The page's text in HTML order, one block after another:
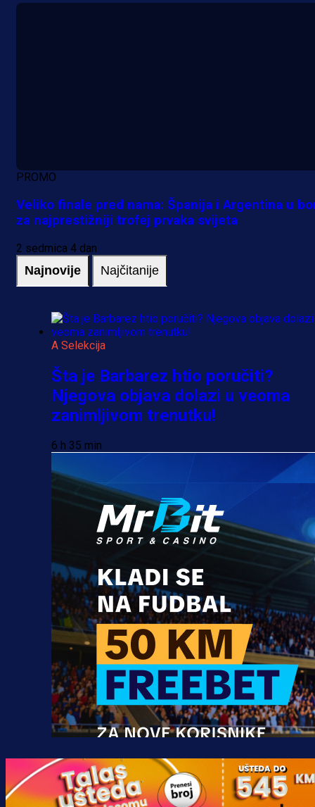
PROMO
Veliko finale pred nama: Španija i Argentina u
za najprestižniji trofej prvaka svijeta
2 sedmica 4 dan
Najnovije Najčitanije
A Selekcija
Šta je Barbarez htio poručiti?
Njegova objava dolazi u veoma
zanimljivom trenutku!
6 h 35 min